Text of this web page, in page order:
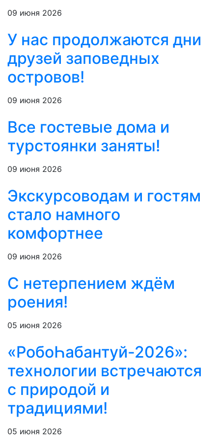
09 июня 2026
У нас продолжаются дни
друзей заповедных
островов!
09 июня 2026
Все гостевые дома и
турстоянки заняты!
09 июня 2026
Экскурсоводам и гостям
стало намного
комфортнее
09 июня 2026
С нетерпением ждём
роения!
05 июня 2026
«РобоҺабантуй-2026»:
технологии встречаются
с природой и
традициями!
05 июня 2026